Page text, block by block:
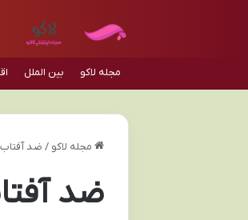
مجله لاکو بین الملل
مجله لاکو / ضد آفتاب
ضد